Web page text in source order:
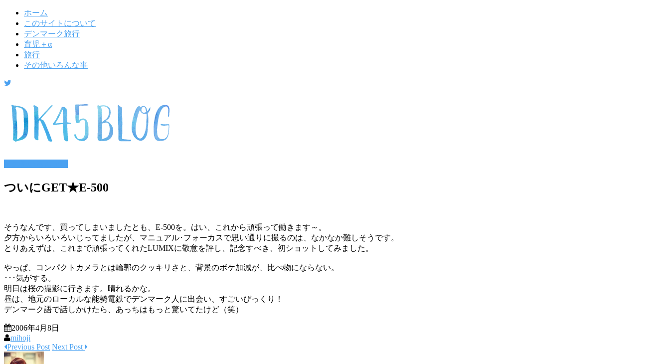
ホーム
このサイトについて
デンマーク旅行
育児＋α
旅行
その他いろんな事
ついにGET★E-500
そうなんです、買ってしまいましたとも、E-500を。はい、これから頑張って働きます～。
夕方からいろいろいじってましたが、マニュアル･フォーカスで思い通りに撮るのは、なかなか難しそうです。
とりあえずは、これまで頑張ってくれたLUMIXに敬意を評し、記念すべき、初ショットしてみました。
やっぱ、コンパクトカメラとは輪郭のクッキリさと、背景のボケ加減が、比べ物にならない。
･･･気がする。
明日は桜の撮影に行きます。晴れるかな。
昼は、地元のローカルな能勢電鉄でデンマーク人に出会い、すごいびっくり！
デンマーク語で話しかけたら、あっちはもっと驚いてたけど（笑）
2006年4月8日
mihoji
Previous Post Next Post